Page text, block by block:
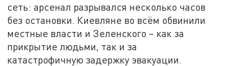
сеть: арсенал разрывался несколько часов
без остановки. Киевляне во всём обвинили
местные власти и Зеленского – как за
прикрытие людьми, так и за
катастрофичную задержку эвакуации.